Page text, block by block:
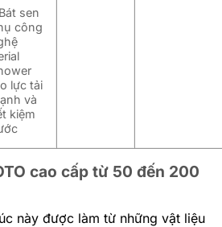
sen
công
lực tải
và
kiệm
cao cấp từ 50 đến 200
này được làm từ những vật liệu